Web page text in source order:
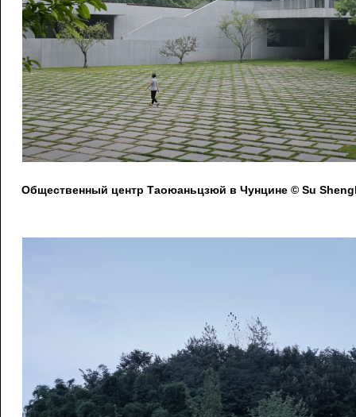
Общественный центр Таоюаньцзюй в Чунцине © Su